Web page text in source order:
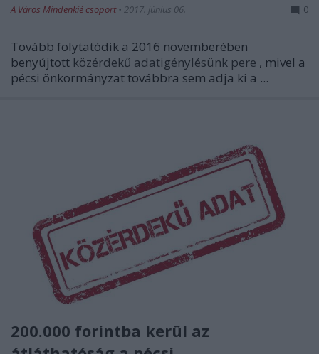
A Város Mindenkié csoport • 2017. június 06. 0
Tovább folytatódik a 2016 novemberében
benyújtott közérdekű adatigénylésünk pere , mivel a
pécsi önkormányzat továbbra sem adja ki a ...
200.000 forintba kerül az